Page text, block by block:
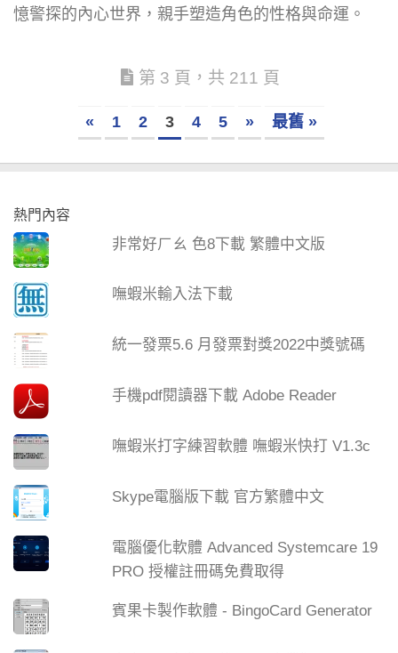
憶警探的內心世界，親手塑造角色的性格與命運。
第 3 頁，共 211 頁
« 1 2 3 4 5 » 最舊 »
熱門內容
非常好ㄏㄠ 色8下載 繁體中文版
嘸蝦米輸入法下載
統一發票5.6 月發票對獎2022中獎號碼
手機pdf閱讀器下載 Adobe Reader
嘸蝦米打字練習軟體 嘸蝦米快打 V1.3c
Skype電腦版下載 官方繁體中文
電腦優化軟體 Advanced Systemcare 19
PRO 授權註冊碼免費取得
賓果卡製作軟體 - BingoCard Generator